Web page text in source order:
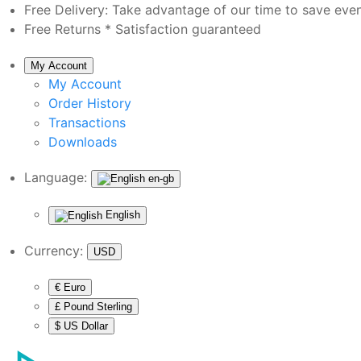
Free Delivery: Take advantage of our time to save
Free Returns * Satisfaction guaranteed
My Account
My Account
Order History
Transactions
Downloads
Language: en-gb
English
Currency: USD
€ Euro
£ Pound Sterling
$ US Dollar